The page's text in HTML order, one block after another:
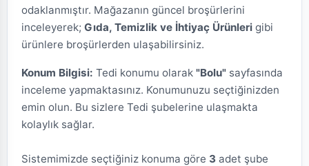
odaklanmıştır. Mağazanın güncel broşürlerini
inceleyerek; Gıda, Temizlik ve İhtiyaç Ürünleri gibi
ürünlere broşürlerden ulaşabilirsiniz.
Konum Bilgisi: Tedi konumu olarak "Bolu" sayfasında
inceleme yapmaktasınız. Konumunuzu seçtiğinizden
emin olun. Bu sizlere Tedi şubelerine ulaşmakta
kolaylık sağlar.
Sistemimizde seçtiğiniz konuma göre 3 adet şube